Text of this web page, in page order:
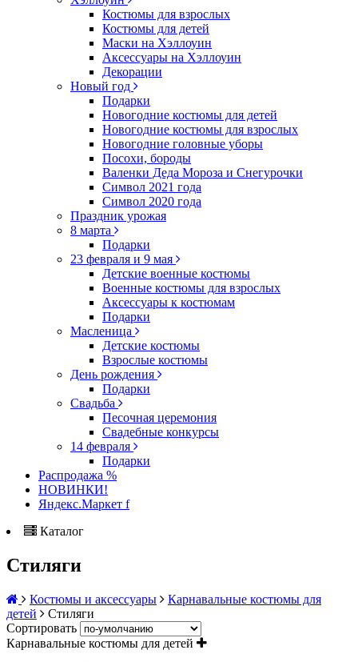
Костюмы для взрослых
Костюмы для детей
Маски на Хэллоуин
Аксессуары на Хэллоуин
Декорации
Новый год
Подарки
Новогодние костюмы для детей
Новогодние костюмы для взрослых
Новогодние головные уборы
Посохи, бороды
Валенки Деда Мороза и Снегурочки
Символ 2021 года
Символ 2020 года
Праздник урожая
8 марта
Подарки
23 февраля и 9 мая
Детские военные костюмы
Военные костюмы для взрослых
Аксессуары к костюмам
Подарки
Масленица
Детские костюмы
Взрослые костюмы
День рождения
Подарки
Свадьба
Песочная церемония
Свадебные конкурсы
14 февраля
Подарки
Распродажа %
НОВИНКИ!
Яндекс.Маркет f
Каталог
Стиляги
Костюмы и аксессуары
Карнавальные костюмы для
детей
Стиляги
Сортировать
Карнавальные костюмы для детей